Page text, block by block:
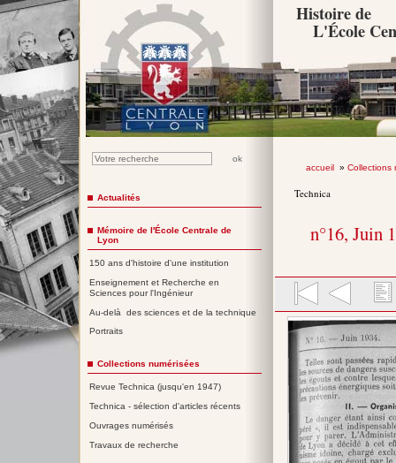
Histoire de
L'École
accueil» Collections
Technica
n°16, Juin
Actualités
Mémoire de l'École Centrale de
Lyon
150 ans d'histoire d'une institution
Enseignement et Recherche en
Sciences pour l'Ingénieur
Au-delà des sciences et de la technique
Portraits
Collections numérisées
Revue Technica (jusqu'en 1947)
Technica - sélection d'articles récents
Ouvrages numérisés
Travaux de recherche